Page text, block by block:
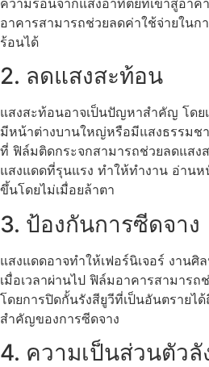
อาคารสามารถช่วยลดค่าใช้จ่ายในก
ร้อนได้
2. ลดแสงสะท้อน
แสงสะท้อนอาจเป็นปัญหาสำคัญ โดย
มีหน้าต่างบานใหญ่หรือมีแสงธรรมชา
ที่ ฟิล์มติดกระจกสามารถช่วยลดแสง
แสงแดดที่รุนแรง ทำให้ทำงาน อ่าน
ขึ้นโดยไม่เมื่อยล้าตา
3. ป้องกันการซีดจาง
แสงแดดอาจทำให้เฟอร์นิเจอร์ งานศิ
เมื่อเวลาผ่านไป ฟิล์มอาคารสามารถ
โดยการปิดกั้นรังสียูวีที่เป็นอันตรายได้
สำคัญของการซีดจาง
4. ความเป็นส่วนตัวลั